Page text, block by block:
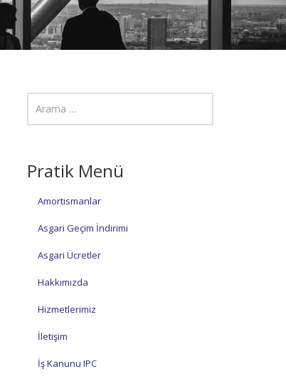
Pratik Menü
Amortismanlar
Asgari Geçim İndirimi
Asgari Ücretler
Hakkımızda
Hizmetlerimiz
İletişim
İş Kanunu IPC